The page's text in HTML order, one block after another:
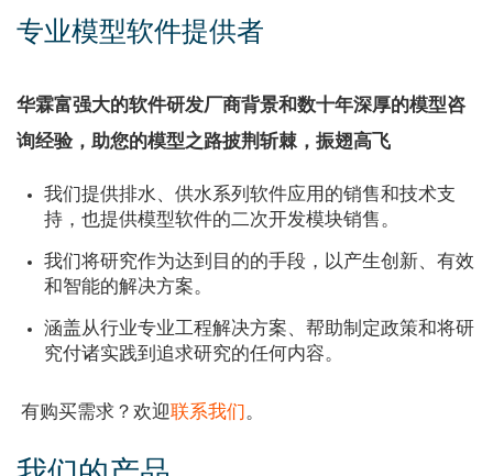
专业模型软件提供者
华霖富强大的软件研发厂商背景和数十年深厚的模型咨
询经验，助您的模型之路披荆斩棘，振翅高飞
我们提供排水、供水系列软件应用的销售和技术支
持，也提供模型软件的二次开发模块销售。
我们将研究作为达到目的的手段，以产生创新、有效
和智能的解决方案。
涵盖从行业专业工程解决方案、帮助制定政策和将研
究付诸实践到追求研究的任何内容。
有购买需求？欢迎联系我们 。